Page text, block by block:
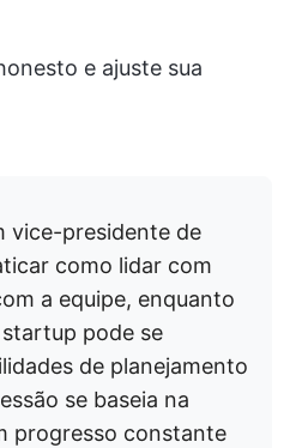
e ajuste sua
vice-presidente de
como lidar com
a equipe, enquanto
pode se
de planejamento
se baseia na
progresso constante